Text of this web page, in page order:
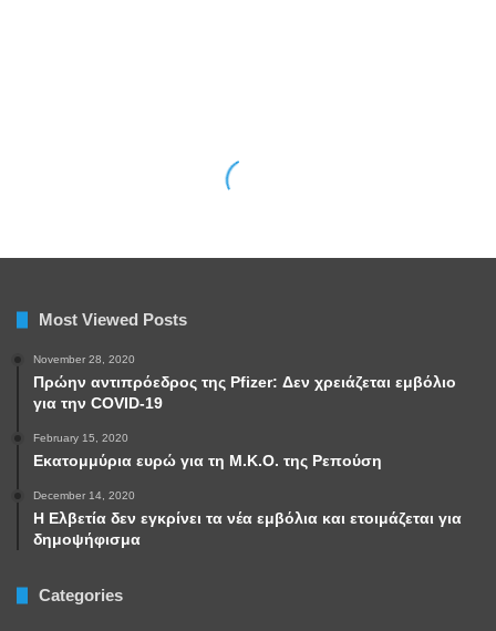
Most Viewed Posts
November 28, 2020
Πρώην αντιπρόεδρος της Pfizer: Δεν χρειάζεται εμβόλιο
για την COVID-19
February 15, 2020
Εκατομμύρια ευρώ για τη Μ.Κ.Ο. της Ρεπούση
December 14, 2020
Η Ελβετία δεν εγκρίνει τα νέα εμβόλια και ετοιμάζεται για
δημοψήφισμα
Categories